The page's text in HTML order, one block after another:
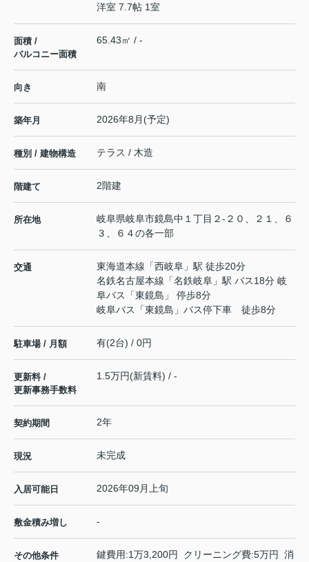
洋室 7.7帖 1室
面積 /
バルコニー面積
65.43㎡ / -
向き 南
築年月 2026年8月(予定)
種別 / 建物構造 テラス / 木造
階建て 2階建
所在地 岐阜県岐阜市鏡島中 １丁目２-２０、２１、６
３、６４の各一部
交通 東海道本線 「西岐阜 」駅 徒歩20分
名鉄名古屋本線 「名鉄岐阜 」駅 バス18分 岐
阜バス「東鏡島」 停歩8分
岐阜バス「東鏡島」バス停下車 徒歩8分
駐車場 / 月額 有(2台) / 0円
更新料 /
更新事務手数料
1.5万円(新賃料) / -
契約期間 2年
現況 未完成
入居可能日 2026年09月上旬
敷金積み増し -
その他条件
鍵費用:1万3,200円 クリーニング費:5万円 消